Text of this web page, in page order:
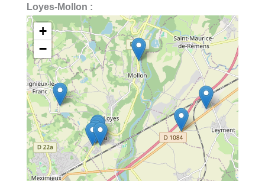
Loyes-Mollon :
+
−